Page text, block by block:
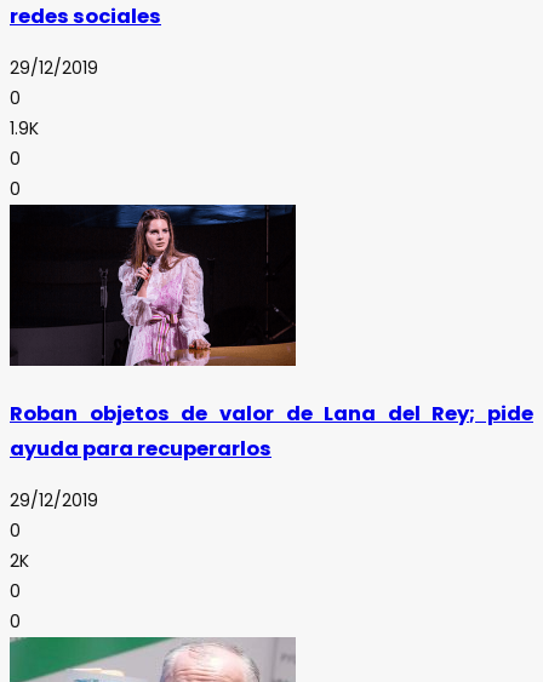
redes sociales
29/12/2019
0
1.9K
0
0
Roban objetos de valor de Lana del Rey; pide
ayuda para recuperarlos
29/12/2019
0
2K
0
0